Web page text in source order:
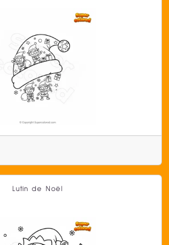
Lutin de Noël